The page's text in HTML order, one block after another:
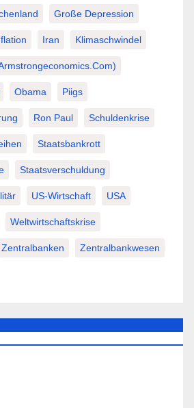
Große Depression
Iran Klimaschwindel
Obama Piigs
Ron Paul Schuldenkrise
Staatsbankrott
Staatsverschuldung
US-Wirtschaft USA
Weltwirtschaftskrise
Zentralbanken Zentralbankwesen